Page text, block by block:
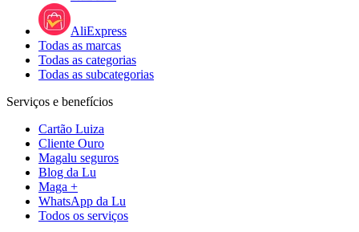
AliExpress
Todas as marcas
Todas as categorias
Todas as subcategorias
Serviços e benefícios
Cartão Luiza
Cliente Ouro
Magalu seguros
Blog da Lu
Maga +
WhatsApp da Lu
Todos os serviços